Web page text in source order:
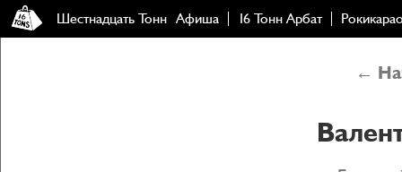
Шестнадцать Тонн Афиша 16 Тонн Арбат
←